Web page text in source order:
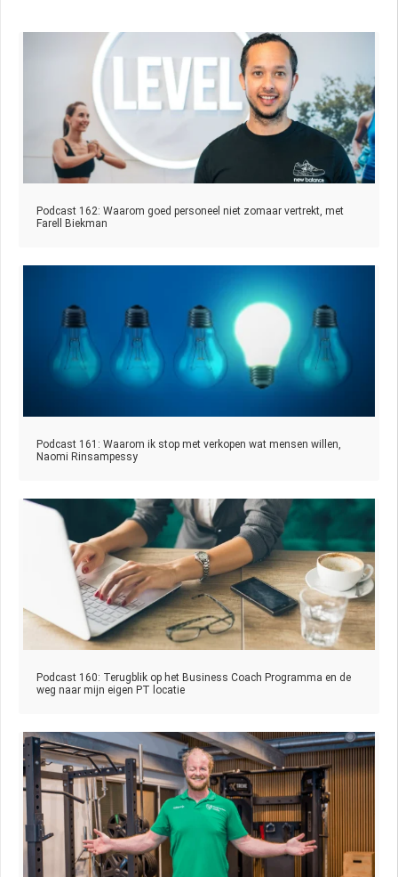
Podcast 162: Waarom goed personeel niet zomaar vertrekt, met
Farell Biekman
Podcast 161: Waarom ik stop met verkopen wat mensen willen,
Naomi Rinsampessy
Podcast 160: Terugblik op het Business Coach Programma en de
weg naar mijn eigen PT locatie